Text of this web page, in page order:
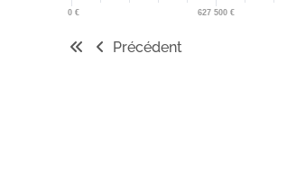
0 627 500
Précédent